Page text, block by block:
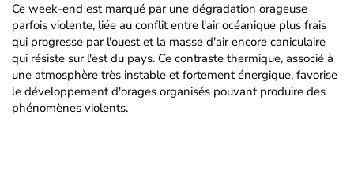
Ce week-end est marqué par une dégradation orageuse
parfois violente, liée au conflit entre l'air océanique plus frais
qui progresse par l'ouest et la masse d'air encore caniculaire
qui résiste sur l'est du pays. Ce contraste thermique, associé à
une atmosphère très instable et fortement énergique, favorise
le développement d'orages organisés pouvant produire des
phénomènes violents.